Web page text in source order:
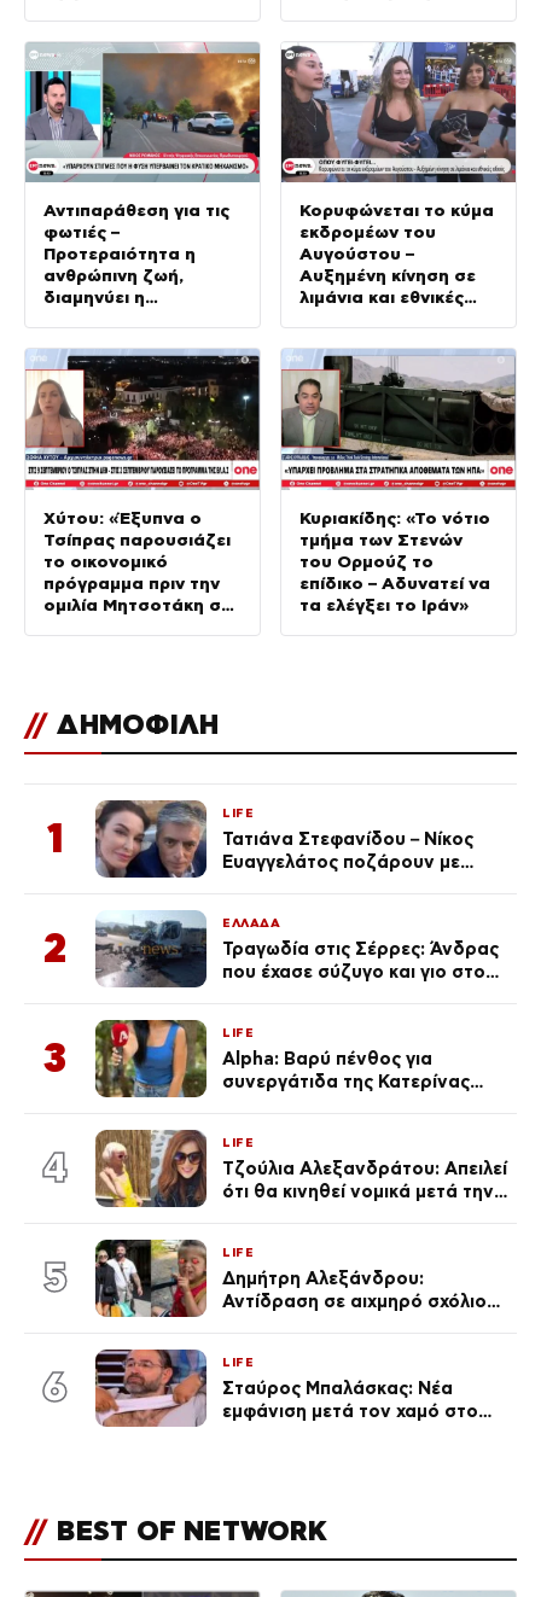
Αντιπαράθεση για τις
φωτιές –
Προτεραιότητα η
ανθρώπινη ζωή,
διαμηνύει η
Κορυφώνεται το κύμα
εκδρομέων του
Αυγούστου –
Αυξημένη κίνηση σε
λιμάνια και εθνικές
Xύτου: «Έξυπνα ο
Τσίπρας παρουσιάζει
το οικονομικό
πρόγραμμα πριν την
ομιλία Μητσοτάκη στη
Κυριακίδης: «Το νότιο
τμήμα των Στενών
του Ορμούζ το
επίδικο – Αδυνατεί να
τα ελέγξει το Ιράν»
// ΔΗΜΟΦΙΛΗ
1
LIFE
Τατιάνα Στεφανίδου – Νίκος
Ευαγγελάτος ποζάρουν με
2
ΕΛΛΑΔΑ
Τραγωδία στις Σέρρες: Άνδρας
που έχασε σύζυγο και γιο στο
3
LIFE
Alpha: Βαρύ πένθος για
συνεργάτιδα της Κατερίνας
του Θεού»
4
LIFE
Τζούλια Αλεξανδράτου: Απειλεί
ότι θα κινηθεί νομικά μετά την
5
LIFE
Δημήτρη Αλεξάνδρου:
Αντίδραση σε αιχμηρό σχόλιο
6
LIFE
Σταύρος Μπαλάσκας: Νέα
εμφάνιση μετά τον χαμό στο
// BEST OF NETWORK